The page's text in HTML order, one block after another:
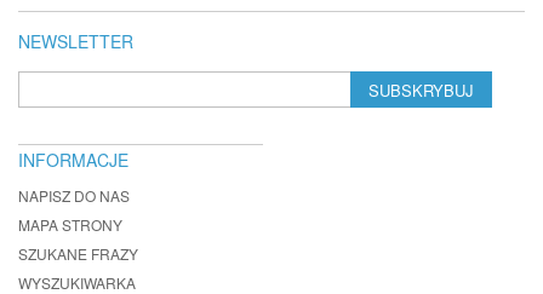
NEWSLETTER
SUBSKRYBUJ
INFORMACJE
NAPISZ DO NAS
MAPA STRONY
SZUKANE FRAZY
WYSZUKIWARKA